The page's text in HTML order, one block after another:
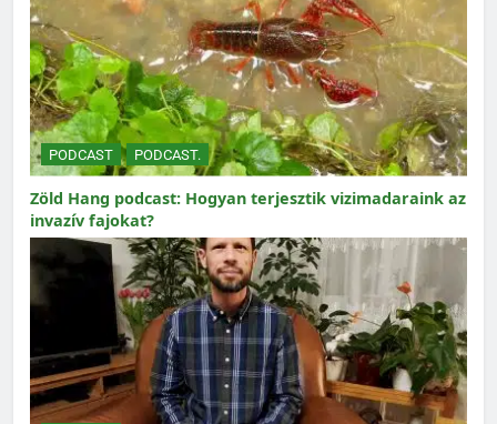
PODCAST PODCAST.
Zöld Hang podcast: Hogyan terjesztik vizimadaraink az
invazív fajokat?